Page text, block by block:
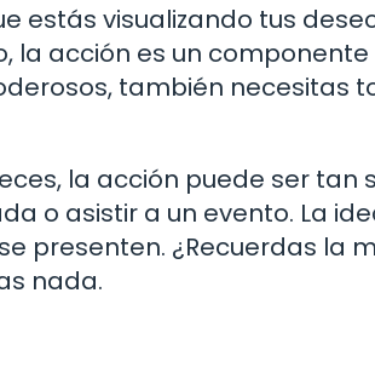
estás visualizando tus
la acción es un
también necesitas
la acción puede ser tan
o asistir a un evento. La
presenten. ¿Recuerdas la
nada.